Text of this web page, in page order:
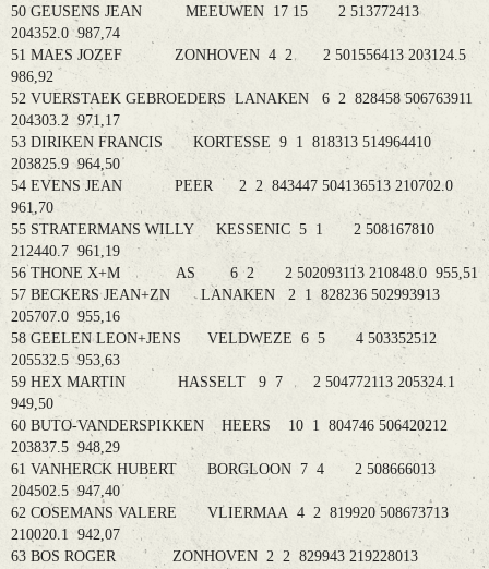
50 GEUSENS JEAN MEEUWEN 17 15 2 513772413
204352.0 987,74
51 MAES JOZEF ZONHOVEN 4 2 2 501556413 203124.5
986,92
52 VUERSTAEK GEBROEDERS LANAKEN 6 2 828458 506763911
204303.2 971,17
53 DIRIKEN FRANCIS KORTESSE 9 1 818313 514964410
203825.9 964,50
54 EVENS JEAN PEER 2 2 843447 504136513 210702.0
961,70
55 STRATERMANS WILLY KESSENIC 5 1 2 508167810
212440.7 961,19
56 THONE X+M AS 6 2 2 502093113 210848.0 955,51
57 BECKERS JEAN+ZN LANAKEN 2 1 828236 502993913
205707.0 955,16
58 GEELEN LEON+JENS VELDWEZE 6 5 4 503352512
205532.5 953,63
59 HEX MARTIN HASSELT 9 7 2 504772113 205324.1
949,50
60 BUTO-VANDERSPIKKEN HEERS 10 1 804746 506420212
203837.5 948,29
61 VANHERCK HUBERT BORGLOON 7 4 2 508666013
204502.5 947,40
62 COSEMANS VALERE VLIERMAA 4 2 819920 508673713
210020.1 942,07
63 BOS ROGER ZONHOVEN 2 2 829943 219228013